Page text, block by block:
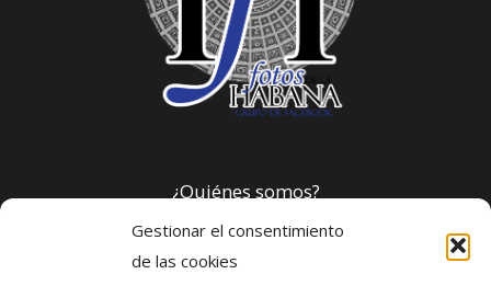
Gestionar el consentimiento
de las cookies
¿Quiénes somos?
Política de privacidad